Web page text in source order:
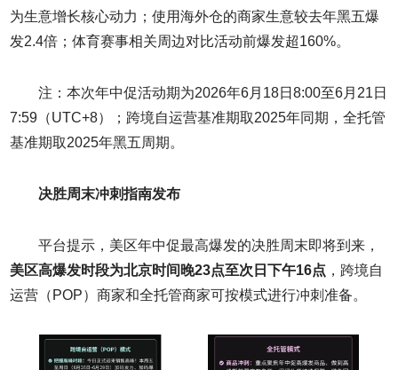
为生意增长核心动力；使用海外仓的商家生意较去年黑五爆
发2.4倍；体育赛事相关周边对比活动前爆发超160%。
注：本次年中促活动期为2026年6月18日8:00至6月21日
7:59（UTC+8）；跨境自运营基准期取2025年同期，全托管
基准期取2025年黑五周期。
决胜周末冲刺指南发布
平台提示，美区年中促最高爆发的决胜周末即将到来，
美区高爆发时段为北京时间晚23点至次日下午16点 ，跨境自
运营（POP）商家和全托管商家可按模式进行冲刺准备。